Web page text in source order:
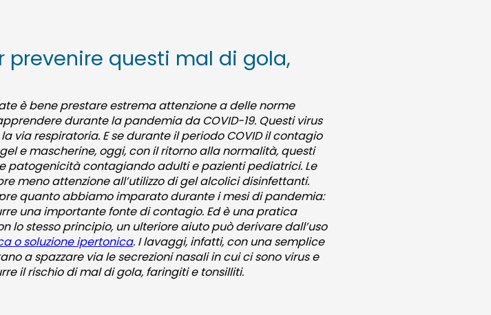
questi mal di gola,
è bene prestare estrema attenzione a delle norme
durante la pandemia da COVID-19. Questi virus
respiratoria. E se durante il periodo COVID il contagio
e mascherine, oggi, con il ritorno alla normalità, questi
patogenicità contagiando adulti e pazienti pediatrici. Le
meno attenzione all’utilizzo di gel alcolici disinfettanti.
quanto abbiamo imparato durante i mesi di pandemia:
una importante fonte di contagio. Ed è una pratica
lo stesso principio, un ulteriore aiuto può derivare dall’uso
o soluzione ipertonica. I lavaggi, infatti, con una semplice
a spazzare via le secrezioni nasali in cui ci sono virus e
il rischio di mal di gola, faringiti e tonsilliti.